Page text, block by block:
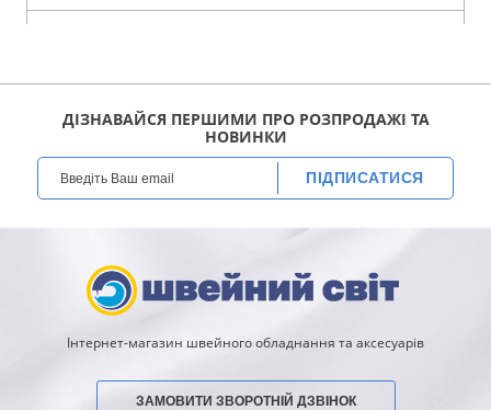
ДІЗНАВАЙСЯ ПЕРШИМИ ПРО РОЗПРОДАЖІ ТА
НОВИНКИ
ПІДПИСАТИСЯ
Інтернет-магазин швейного обладнання та аксесуарів
ЗАМОВИТИ ЗВОРОТНІЙ ДЗВІНОК